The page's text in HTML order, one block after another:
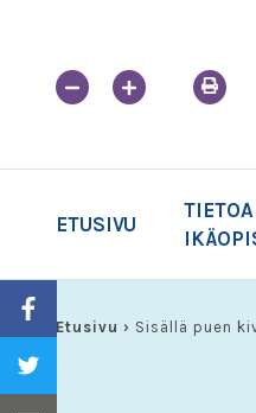
ETUSIVU
TIETOA
Etusivu › Sisällä puen